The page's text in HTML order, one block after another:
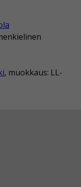
, muokkaus: LL-